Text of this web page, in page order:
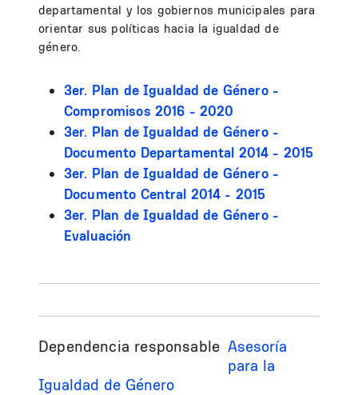
departamental y los gobiernos municipales para
orientar sus políticas hacia la igualdad de
género.
3er. Plan de Igualdad de Género -
Compromisos 2016 - 2020
3er. Plan de Igualdad de Género -
Documento Departamental 2014 - 2015
3er. Plan de Igualdad de Género -
Documento Central 2014 - 2015
3er. Plan de Igualdad de Género -
Evaluación
Dependencia responsable Asesoría
para la
Igualdad de Género